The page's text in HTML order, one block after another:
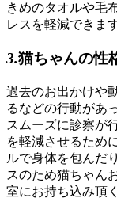
きめのタオルや毛
レスを軽減できます
3.猫ちゃんの性
過去のお出かけや
るなどの行動があ
スムーズに診察が
を軽減させるため
ルで身体を包んだ
スのため猫ちゃん
室にお持ち込み頂